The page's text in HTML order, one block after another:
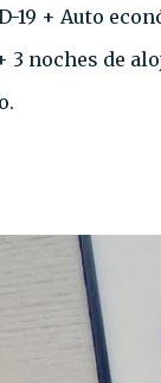
19 + Auto
3 noches de